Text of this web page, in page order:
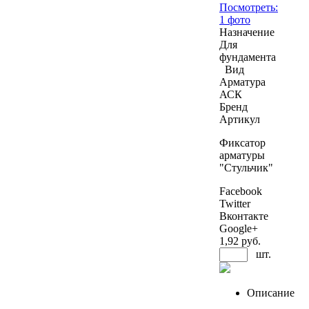
Посмотреть:
1 фото
Назначение
Для
фундамента
Вид
Арматура
АСК
Бренд
Артикул
Фиксатор
арматуры
"Стульчик"
Facebook
Twitter
Вконтакте
Google+
1 ,92 руб.
шт.
Описание